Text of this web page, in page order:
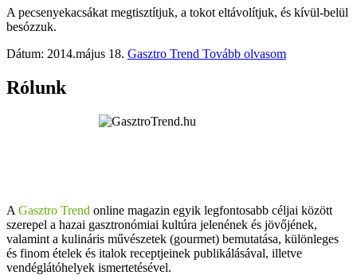
A pecsenyekacsákat megtisztítjuk, a tokot eltávolítjuk, és kívül-belül
besózzuk.
Dátum: 2014.május 18. Gasztro Trend Tovább olvasom
Rólunk
A Gasztro Trend online magazin egyik legfontosabb céljai között
szerepel a hazai gasztronómiai kultúra jelenének és jövőjének,
valamint a kulináris művészetek (gourmet) bemutatása, különleges
és finom ételek és italok receptjeinek publikálásával, illetve
vendéglátóhelyek ismertetésével.